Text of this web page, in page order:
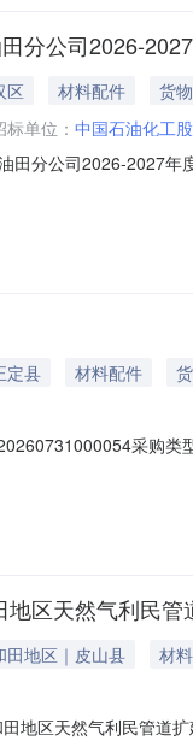
分公司2026-
区 材料配件
货物
标单位： 中国石油化工
田分公司2026-2027
（招标编号：
定县 材料配件
采购
人地址：河北省/石家
区天然气利民
田地区｜皮山县
材
地区天然气利民管道